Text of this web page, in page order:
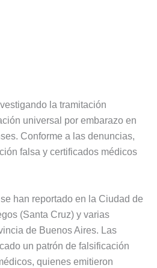
la tramitación
universal por embarazo en
Conforme a las denuncias,
falsa y certificados médicos
han reportado en la Ciudad de
(Santa Cruz) y varias
de Buenos Aires. Las
un patrón de falsificación
quienes emitieron